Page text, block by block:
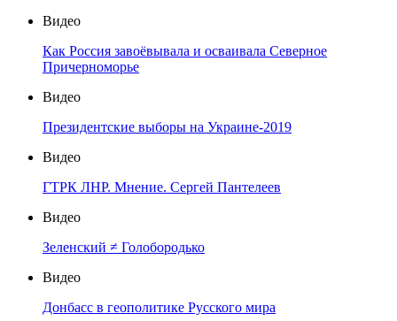
Видео
Как Россия завоёвывала и осваивала Северное
Причерноморье
Видео
Президентские выборы на Украине-2019
Видео
ГТРК ЛНР. Мнение. Сергей Пантелеев
Видео
Зеленский ≠ Голобородько
Видео
Донбасс в геополитике Русского мира